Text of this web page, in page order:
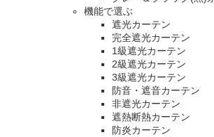
機能で選ぶ
遮光カーテン
完全遮光カーテン
1級遮光カーテン
2級遮光カーテン
3級遮光カーテン
防音・遮音カーテン
非遮光カーテン
遮熱断熱カーテン
防炎カーテン